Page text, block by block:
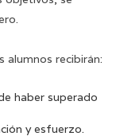
alumnos recibirán:
haber superado
y esfuerzo.